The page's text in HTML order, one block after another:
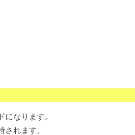
なります。
れます。